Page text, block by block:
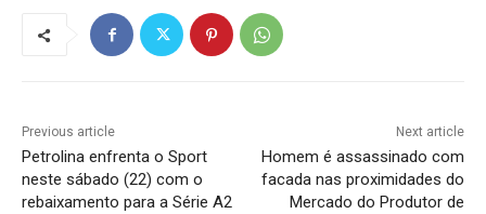
Previous article
Petrolina enfrenta o Sport
neste sábado (22) com o
rebaixamento para a Série A2
Next article
Homem é assassinado com
facada nas proximidades do
Mercado do Produtor de